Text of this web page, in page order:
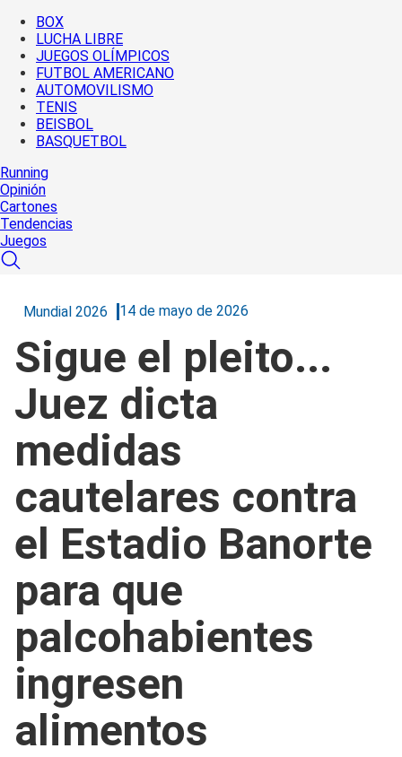
BOX
LUCHA LIBRE
JUEGOS OLÍMPICOS
FUTBOL AMERICANO
AUTOMOVILISMO
TENIS
BEISBOL
BASQUETBOL
Running
Opinión
Cartones
Tendencias
Juegos
Mundial 2026 14 de mayo de 2026
Sigue el pleito...
Juez dicta
medidas
cautelares contra
el Estadio Banorte
para que
palcohabientes
ingresen
alimentos